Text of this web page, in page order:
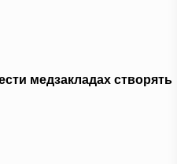
медзакладах створять